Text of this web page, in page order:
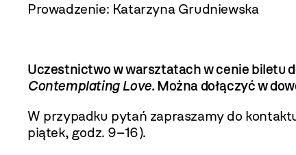
Prowadzenie: Katarzyna Grudniewska
Uczestnictwo w warsztatach w cenie biletu
Contemplating Love.Można dołączyć w
W przypadku pytań zapraszamy do
piątek, godz. 9–16).